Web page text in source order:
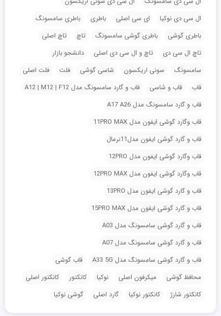
ال سی دی نوکیا
ای سی اصلی باطری
باطری سامسونگ
باطری گوشی
باطری گوشی سامسونگ تاچ
تاچ اصلی
تاچ ال سی دی
تاچ و ال سی دی اصلی
دانشجو بازار
سامسونگ
سونی اریکسون شاسی گوشی فلت
فلت اصلی
قاب
قاب و شاسی
قاب و گارد سامسونگ مدل A12 | M12 | F12
قاب و گارد سامسونگ مدل A17 A26
قاب وگارد گوشی ایفون مدل 11PRO MAX
قاب و گارد گوشی ایفون مدل11نرمال
قاب وگارد گوشی ایفون مدل 12PRO
قاب وگارد گوشی ایفون مدل 12PRO MAX
قاب و گارد گوشی ایفون مدل 13PRO
قاب و گارد گوشی ایفون مدل 15PRO MAX
قاب و گارد گوشی سامسونگ مدل A03
قاب و گارد گوشی سامسونگ مدل A07
قاب و گارد گوشی سامسونگ مدل A33 5G
قاب گوشی
محافظ گوشی
میکرفون اصلی نوکیا کانکتور
کانکتور اصلی
کانکتور شارژ
کانکتور نوکیا گارد اصلی گوشی نوکیا